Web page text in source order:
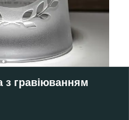
з гравіюванням